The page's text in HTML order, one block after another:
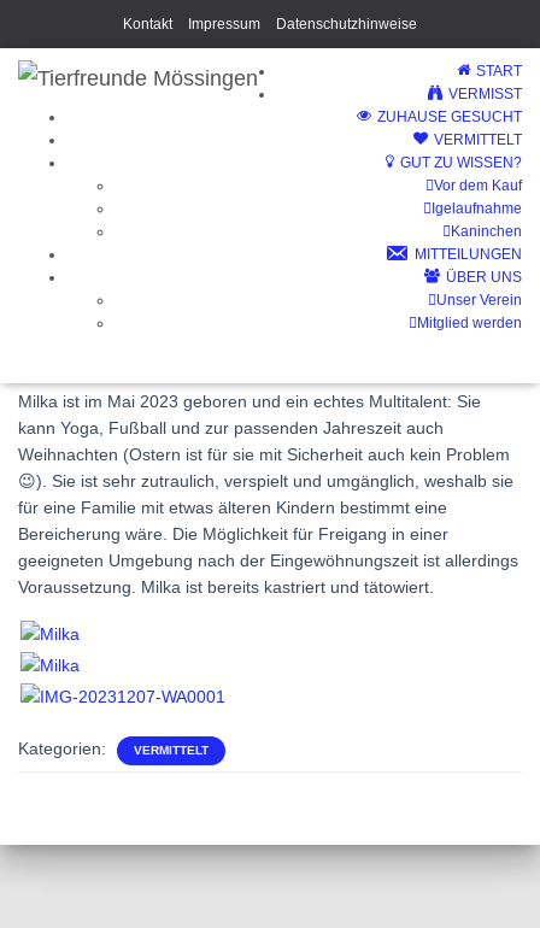
Kontakt Impressum Datenschutzhinweise
START
VERMISST
ZUHAUSE GESUCHT
VERMITTELT
GUT ZU WISSEN?
Vor dem Kauf
Igelaufnahme
Kaninchen
MITTEILUNGEN
ÜBER UNS
Unser Verein
Mitglied werden
Milka ist im Mai 2023 geboren und ein echtes Multitalent: Sie
kann Yoga, Fußball und zur passenden Jahreszeit auch
Weihnachten (Ostern ist für sie mit Sicherheit auch kein Problem
😉). Sie ist sehr zutraulich, verspielt und umgänglich, weshalb sie
für eine Familie mit etwas älteren Kindern bestimmt eine
Bereicherung wäre. Die Möglichkeit für Freigang in einer
geeigneten Umgebung nach der Eingewöhnungszeit ist allerdings
Voraussetzung. Milka ist bereits kastriert und tätowiert.
Kategorien: VERMITTELT